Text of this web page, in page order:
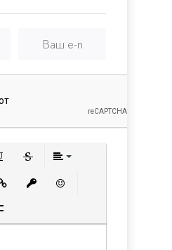
текста
цитаты
Вставка спойлера